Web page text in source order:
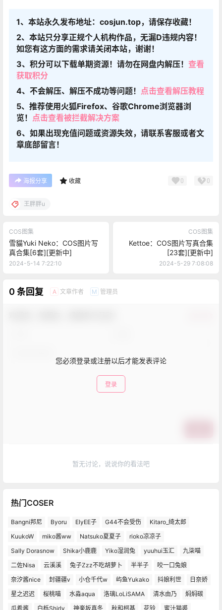
1、本站永久发布地址：cosjun.top，请保存收藏！
2、本站只分享正规个人机构作品，无漏D违规内容！
如您有这方面的需求请关闭本站，谢谢！
3、积分可以下载单期资源！请勿在网盘内解压！ 查看
获取积分
4、不会解压、解压不成功等问题！ 点击查看解压教程
5、推荐使用火狐Firefox、谷歌Chrome浏览器浏
览！ 点击查看被拦截解决方案
6、如果出现充值问题或资源失效，请联系客服或者文
章底部留言！
海报分享 收藏 0 0
王胖胖u
COS图集
雪貓Yuki Neko：COS图片写
真合集[6套][更新中]
2024-5-14 7:22:10
COS图集
Kettoe：COS图片写真合集
[23套][更新中]
2024-5-29 7:08:08
0 条回复 A 文章作者 M 管理员
您必须登录或注册以后才能发表评论
登录
暂无讨论，说说你的看法吧
热门COSER
Bangni邦尼 Byoru ElyEE子 G44不会受伤
Kitaro_绮太郎
KuukoW
miko酱ww Natsuko夏夏子
rioko凉凉子
Sally Dorasnow
Shika小鹿鹿 Yiko湿润兔 yuuhui玉汇
九柒喵
二佐Nisa
云溪溪 兔子Zzz不吃胡萝卜 半半子
咬一口兔娘
奈汐酱nice
封疆疆v 小仓千代w 屿鱼Yukako 抖娘利世
日奈娇
星之迟迟
桜桃喵 水淼aqua 洛璃LoLiSAMA 清水由乃
焖焖碳
瓜希酱
白栎Shirly 神楽坂真冬 秋和柯基 花铃 蜜汁猫裘